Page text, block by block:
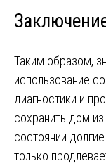
Таким образом,
использование
диагностики и
сохранить дом
состоянии
только